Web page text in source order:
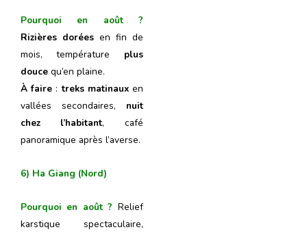
Pourquoi en août ?
Rizières doréesen fin de
mois, température plus
douce qu’en plaine.
À faire :treks matinauxen
vallées secondaires, nuit
chez l’habitant, café
panoramique après l’averse.
6) Ha Giang (Nord)
Pourquoi en août ? Relief
karstique spectaculaire,